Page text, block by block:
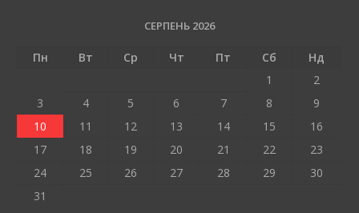
o
и
т
СЕРПЕНЬ 2026
Пн Вт Ср Чт Пт Сб
Нд
1
2
3
4 5 6 7 8
9
10
11 12 13 14 15
16
17
18 19 20 21 22
23
24
25 26 27 28 29
30
31